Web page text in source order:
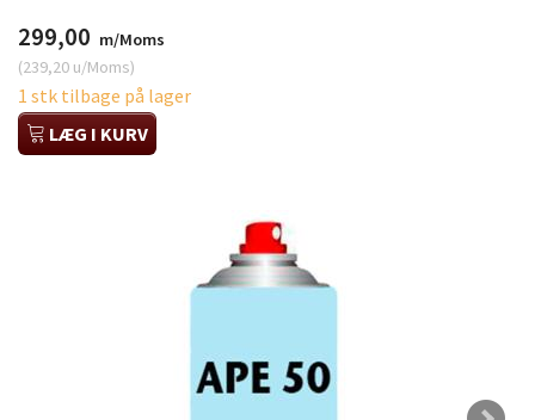
299,00 m/Moms
(239,20 u/Moms)
1 stk tilbage på lager
LÆG I KURV